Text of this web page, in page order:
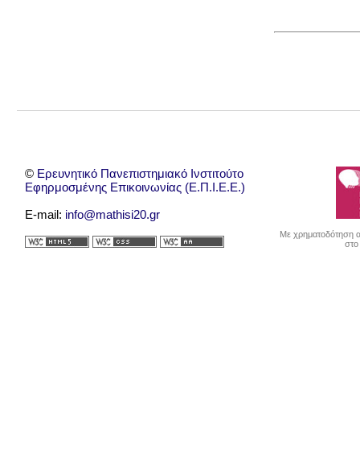
© Ερευνητικό Πανεπιστημιακό Ινστιτούτο
Εφηρμοσμένης Επικοινωνίας (Ε.Π.Ι.Ε.Ε.)
E-mail: info@mathisi20.gr
Με χρηματοδότηση